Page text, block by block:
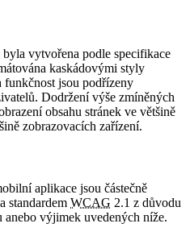
vytvořena podle specifikace
kaskádovými styly
funkčnost jsou podřízeny
Dodržení výše zmíněných
obsahu stránek ve většině
zobrazovacích zařízení.
aplikace jsou částečně
standardem WCAG 2.1 z důvodu
anebo výjimek uvedených níže.